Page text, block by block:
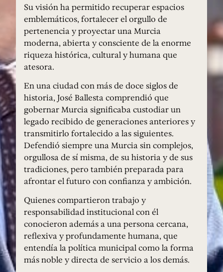
Su visión ha permitido recuperar espacios
emblemáticos, fortalecer el orgullo de
pertenencia y proyectar una Murcia
moderna, abierta y consciente de la enorme
riqueza histórica, cultural y humana que
atesora.
En una ciudad con más de doce siglos de
historia, José Ballesta comprendió que
gobernar Murcia significaba custodiar un
legado recibido de generaciones anteriores y
transmitirlo fortalecido a las siguientes.
Defendió siempre una Murcia sin complejos,
orgullosa de sí misma, de su historia y de sus
tradiciones, pero también preparada para
afrontar el futuro con confianza y ambición.
Quienes compartieron trabajo y
responsabilidad institucional con él
conocieron además a una persona cercana,
reflexiva y profundamente humana, que
entendía la política municipal como la forma
más noble y directa de servicio a los demás.